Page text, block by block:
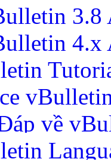
3.8
4.x
về